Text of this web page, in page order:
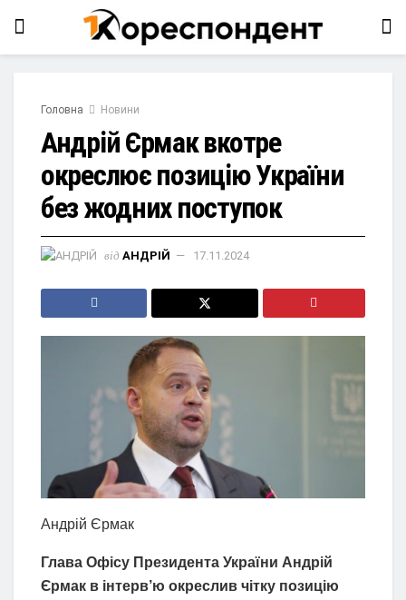
Головна Новини
Андрій Єрмак вкотре
окреслює позицію України
без жодних поступок
від АНДРІЙ 17.11.2024
Андрій Єрмак
Глава Офісу Президента України Андрій
Єрмак в інтерв’ю окреслив чітку позицію